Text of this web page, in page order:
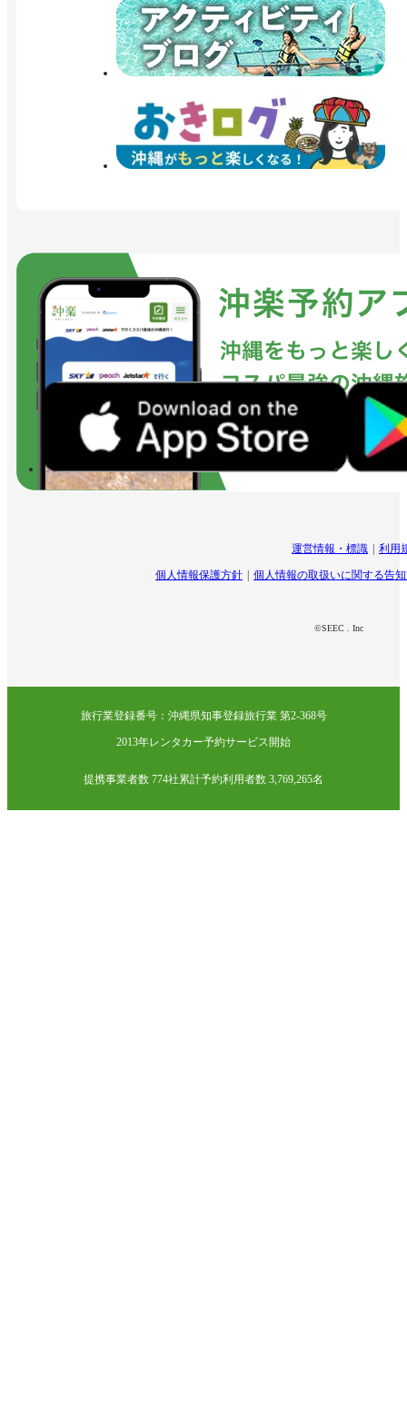
運営情報・標識 利用
個人情報保護方針 個人情報の取扱いに関する告
©SEEC . Inc
旅行業登録番号：沖縄県知事登録旅行業 第2-368号
2013年レンタカー予約サービス開始
提携事業者数 774社累計予約利用者数 3,769,265名